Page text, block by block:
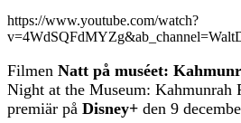
https://www.youtube.com/watch?
Filmen Natt på muséet:
Night at the Museum: Kahmunrah
premiär på Disney+ den 9